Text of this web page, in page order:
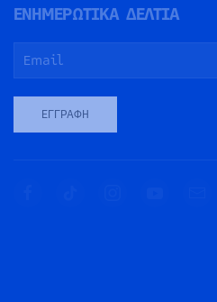
ΕΝΗΜΕΡΩΤΙΚΑ ΔΕΛΤΙΑ
ΕΓΓΡΑΦΉ